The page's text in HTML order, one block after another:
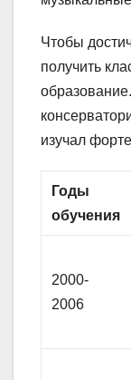
Чтобы
получить
изучал
Годы
обучения
2000-
2006